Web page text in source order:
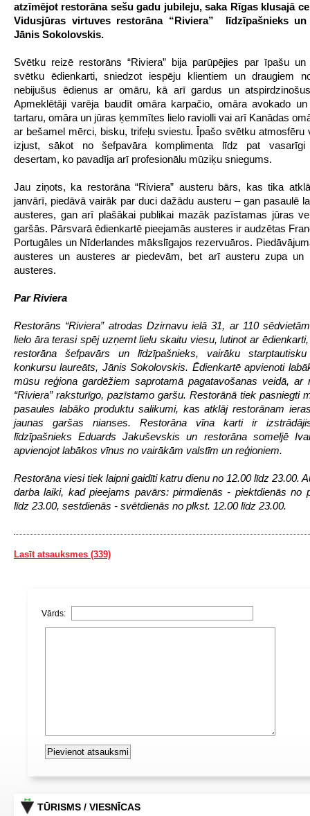
atzīmējot restorāna sešu gadu jubileju, saka Rīgas klusajā
Vidusjūras virtuves restorāna “Riviera” līdzīpašnieks un
Jānis Sokolovskis.
Svētku reizē restorāns “Riviera” bija parūpējies par īpašu un
svētku ēdienkarti, sniedzot iespēju klientiem un draugiem
nebijušus ēdienus ar omāru, kā arī gardus un
Apmeklētāji varēja baudīt omāra karpačio, omāra avokado
tartaru, omāra un jūras ķemmītes lielo raviolli vai arī Kanādas
ar bešamel mērci, bisku, trifeļu sviestu. Īpašo svētku atmosfēru
izjust, sākot no šefpavāra komplimenta līdz pat vasarīgi
desertam, ko pavadīja arī profesionālu mūziķu sniegums.
Jau ziņots, ka restorāna “Riviera” austeru bārs, kas tika
janvārī, piedāvā vairāk par duci dažādu austeru – gan pasaulē
austeres, gan arī plašākai publikai mazāk pazīstamas jūras
garšās. Pārsvarā ēdienkartē pieejamās austeres ir audzētas
Portugāles un Nīderlandes mākslīgajos rezervuāros.
austeres un austeres ar piedevām, bet arī austeru zupa un
austeres.
Par Riviera
Restorāns “Riviera” atrodas Dzirnavu ielā 31, ar 110
lielo āra terasi spēj uzņemt lielu skaitu viesu, lutinot ar
restorāna šefpavārs un līdzīpašnieks, vairāku starptautisku
konkursu laureāts, Jānis Sokolovskis. Ēdienkartē apvienoti
mūsu reģiona gardēžiem saprotamā pagatavošanas veidā, ar
“Riviera” raksturīgo, pazīstamo garšu. Restorānā tiek pasniegti
pasaules labāko produktu salikumi, kas atklāj restorānam
jaunas garšas nianses. Restorāna vīna karti ir izstrādājis
līdzīpašnieks Eduards Jakuševskis un restorāna someljē
apvienojot labākos vīnus no vairākām valstīm un reģioniem.
Restorāna viesi tiek laipni gaidīti katru dienu no 12.00 līdz 23.00.
darba laiki, kad pieejams pavārs: pirmdienās - piektdienās no
līdz 23.00, sestdienās - svētdienās no plkst. 12.00 līdz 23.00.
Lasīt atsauksmes (339)
Vārds:
TŪRISMS / VIESNĪCAS